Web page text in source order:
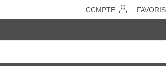
COMPTE FAVORIS